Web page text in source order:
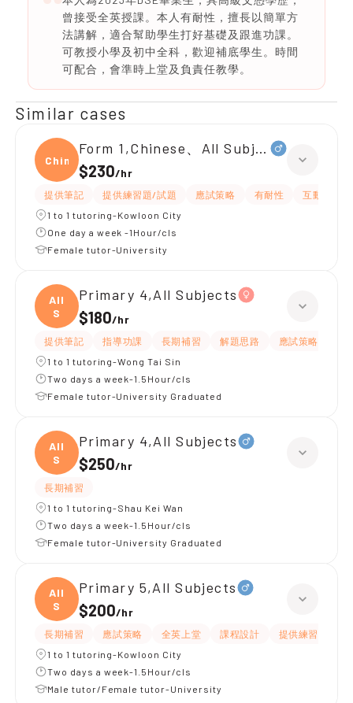
曾接受全英授課。本人有耐性，擅長以簡單方
法講解，適合幫助學生打好基礎及跟進功課。
可教授小學及初中全科，歡迎補底學生。時間
可配合，會準時上堂及負責任教學。
Similar cases
Chine
Form 1,Chinese、All Subjects
$230/hr
提供筆記 提供練習題/試題 應試策略 有耐性
互動教學
1 to 1 tutoring-Kowloon City
One day a week -1Hour/cls
Female tutor-University
All
S
Primary 4,All Subjects
$180/hr
提供筆記 指導功課 長期補習 解題思路 應試策略
1 to 1 tutoring-Wong Tai Sin
Two days a week-1.5Hour/cls
Female tutor-University Graduated
All
S
Primary 4,All Subjects
$250/hr
長期補習
1 to 1 tutoring-Shau Kei Wan
Two days a week-1.5Hour/cls
Female tutor-University Graduated
All
S
Primary 5,All Subjects
$200/hr
長期補習 應試策略 全英上堂 課程設計
提供練習題/試題
1 to 1 tutoring-Kowloon City
Two days a week-1.5Hour/cls
Male tutor/Female tutor-University